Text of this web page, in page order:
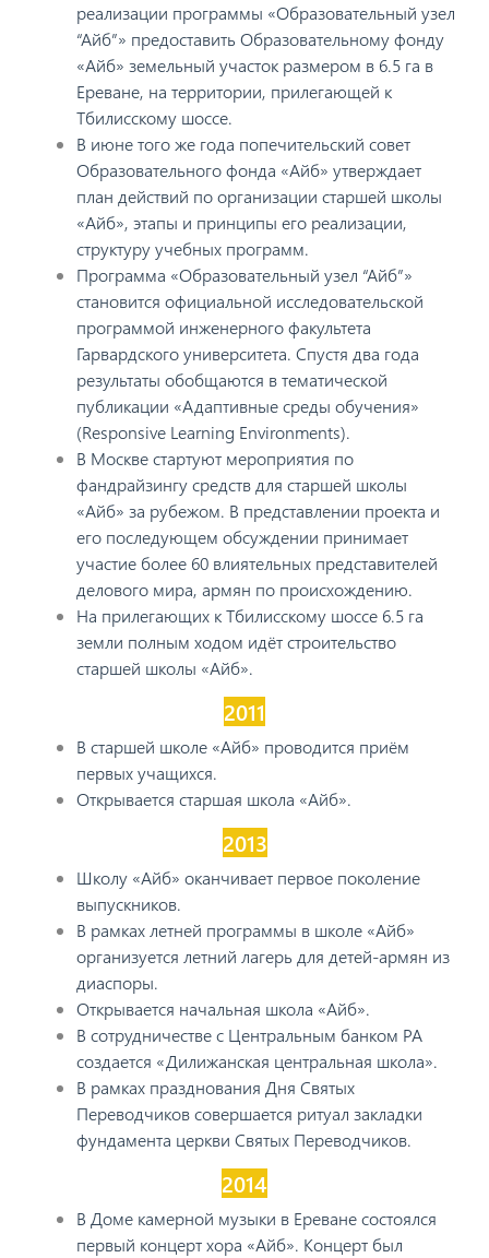
реализации программы «Образовательный узел
“Айб”» предоставить Образовательному фонду
«Айб» земельный участок размером в 6.5 га в
Ереване, на территории, прилегающей к
Тбилисскому шоссе.
В июне того же года попечительский совет
Образовательного фонда «Айб» утверждает
план действий по организации старшей школы
«Айб», этапы и принципы его реализации,
структуру учебных программ.
Программа «Образовательный узел “Айб”»
становится официальной исследовательской
программой инженерного факультета
Гарвардского университета. Спустя два года
результаты обобщаются в тематической
публикации «Адаптивные среды обучения»
(Responsive Learning Environments).
В Москве стартуют мероприятия по
фандрайзингу средств для старшей школы
«Айб» за рубежом. В представлении проекта и
его последующем обсуждении принимает
участие более 60 влиятельных представителей
делового мира, армян по происхождению.
На прилегающих к Тбилисскому шоссе 6.5 га
земли полным ходом идёт строительство
старшей школы «Айб».
2011
В старшей школе «Айб» проводится приём
первых учащихся.
Открывается старшая школа «Айб».
2013
Школу «Айб» оканчивает первое поколение
выпускников.
В рамках летней программы в школе «Айб»
организуется летний лагерь для детей-армян из
диаспоры.
Открывается начальная школа «Айб».
В сотрудничестве с Центральным банком РА
создается «Дилижанская центральная школа».
В рамках празднования Дня Святых
Переводчиков совершается ритуал закладки
фундамента церкви Святых Переводчиков.
2014
В Доме камерной музыки в Ереване состоялся
первый концерт хора «Айб». Концерт был